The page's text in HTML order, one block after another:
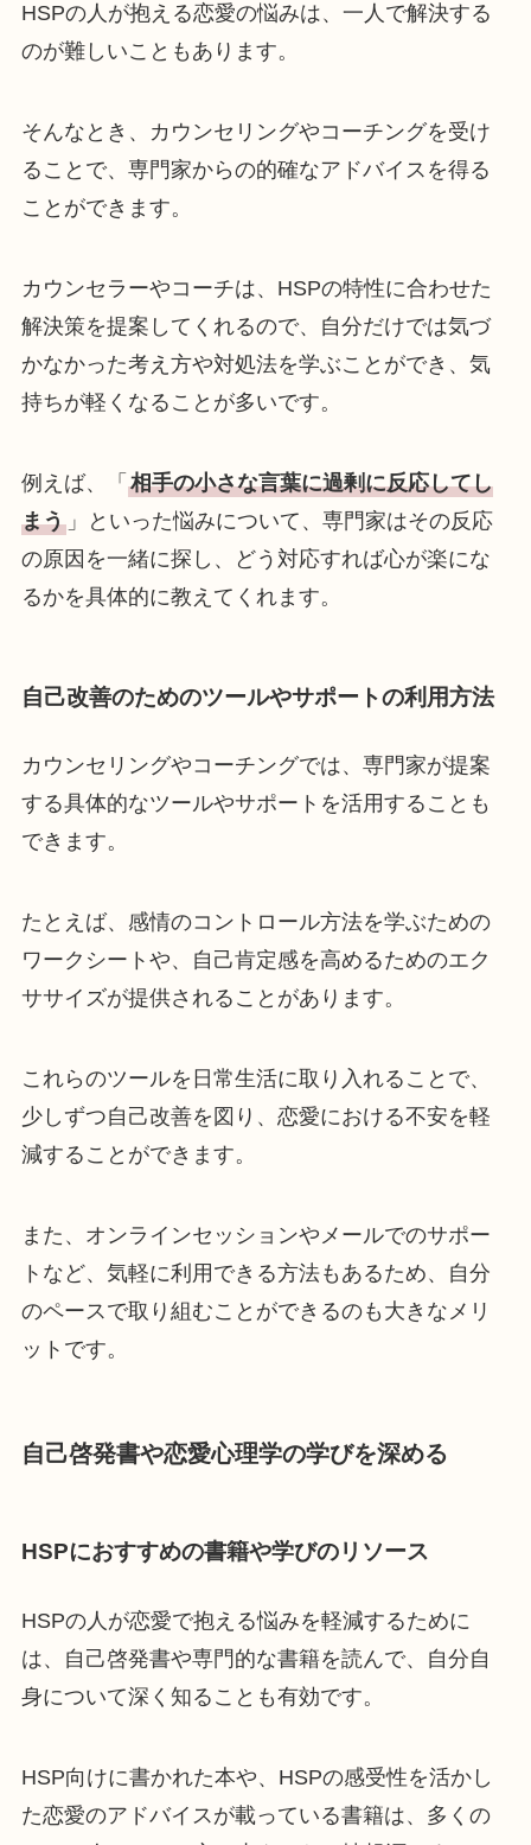
HSPの人が抱える恋愛の悩みは、一人で解決する
のが難しいこともあります。
そんなとき、カウンセリングやコーチングを受け
ることで、専門家からの的確なアドバイスを得る
ことができます。
カウンセラーやコーチは、HSPの特性に合わせた
解決策を提案してくれるので、自分だけでは気づ
かなかった考え方や対処法を学ぶことができ、気
持ちが軽くなることが多いです。
例えば、「 相手の小さな言葉に過剰に反応してし
まう」といった悩みについて、専門家はその反応
の原因を一緒に探し、どう対応すれば心が楽にな
るかを具体的に教えてくれます。
自己改善のためのツールやサポートの利用方法
カウンセリングやコーチングでは、専門家が提案
する具体的なツールやサポートを活用することも
できます。
たとえば、感情のコントロール方法を学ぶための
ワークシートや、自己肯定感を高めるためのエク
ササイズが提供されることがあります。
これらのツールを日常生活に取り入れることで、
少しずつ自己改善を図り、恋愛における不安を軽
減することができます。
また、オンラインセッションやメールでのサポー
トなど、気軽に利用できる方法もあるため、自分
のペースで取り組むことができるのも大きなメリ
ットです。
自己啓発書や恋愛心理学の学びを深める
HSPにおすすめの書籍や学びのリソース
HSPの人が恋愛で抱える悩みを軽減するために
は、自己啓発書や専門的な書籍を読んで、自分自
身について深く知ることも有効です。
HSP向けに書かれた本や、HSPの感受性を活かし
た恋愛のアドバイスが載っている書籍は、多くの